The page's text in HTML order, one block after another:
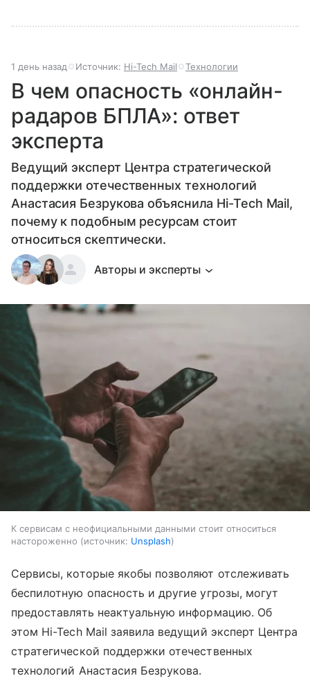
1 день назад Источник: Hi-Tech Mail Технологии
В чем опасность «онлайн-
радаров БПЛА»: ответ
эксперта
Ведущий эксперт Центра стратегической
поддержки отечественных технологий
Анастасия Безрукова объяснила Hi-Tech Mail,
почему к подобным ресурсам стоит
относиться скептически.
Авторы и эксперты
К сервисам с неофициальными данными стоит относиться
настороженно
источник: Unsplash
Сервисы, которые якобы позволяют отслеживать
беспилотную опасность и другие угрозы, могут
предоставлять неактуальную информацию. Об
этом Hi-Tech Mail заявила ведущий эксперт Центра
стратегической поддержки отечественных
технологий Анастасия Безрукова.